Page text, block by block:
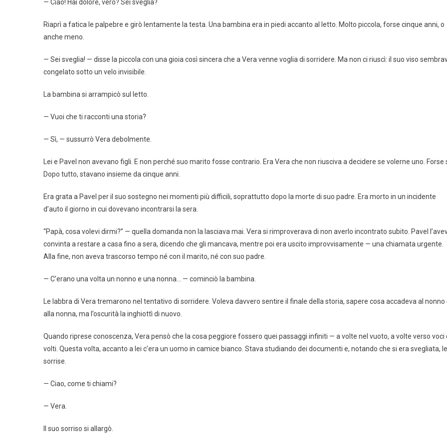
— Ciao! Hai dolore, vero? Sei sveglia?
Riaprì a fatica le palpebre e girò lentamente la testa. Una bambina era in piedi accanto al letto. Molto piccola, forse cinque anni, o
anche meno.
— Sei sveglia! — disse la piccola con una gioia così sincera che a Vera venne voglia di sorridere. Ma non ci riuscì: il suo viso
congelato sotto un velo invisibile.
La bambina si arrampicò sul letto.
— Vuoi che ti racconti una storia?
— Sì, — sussurrò Vera debolmente.
Lei e Pavel non avevano figli. E non perché suo marito fosse contrario. Era Vera che non riusciva a decidere se volerne uno. Forse
Dopo tutto, stavano insieme da cinque anni.
Era grata a Pavel per il suo sostegno nei momenti più difficili, soprattutto dopo la morte di suo padre. Era morto in un incidente
d’auto il giorno in cui dovevano incontrarsi la sera.
“Papà, cosa volevi dirmi?” — quella domanda non la lasciava mai. Vera si rimproverava di non averlo incontrato subito. Pavel
convinta a restare a casa fino a sera, dicendo che gli mancava, mentre poi era uscito improvvisamente — una chiamata urgente.
Alla fine, non aveva trascorso tempo né con il marito, né con suo padre.
— C’erano una volta un nonno e una nonna… — cominciò la bambina.
Le labbra di Vera tremarono nel tentativo di sorridere. Voleva davvero sentire il finale della storia, sapere cosa accadeva al nonno
alla nonna, ma l’oscurità la inghiottì di nuovo.
Quando riprese conoscenza, Vera pensò che la cosa peggiore fossero quei passaggi infiniti — a volte nel vuoto, a volte verso voci
volti. Questa volta, accanto a lei c’era un uomo in camice bianco. Stava studiando dei documenti e, notando che si era svegliata, le
sorrise.
— Ciao, come ti chiami?
— Vera.
Il suo sorriso si allargò.